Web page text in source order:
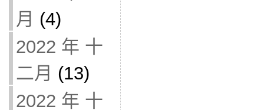
月 (4)
2022 年 十
二月 (13)
2022 年 十